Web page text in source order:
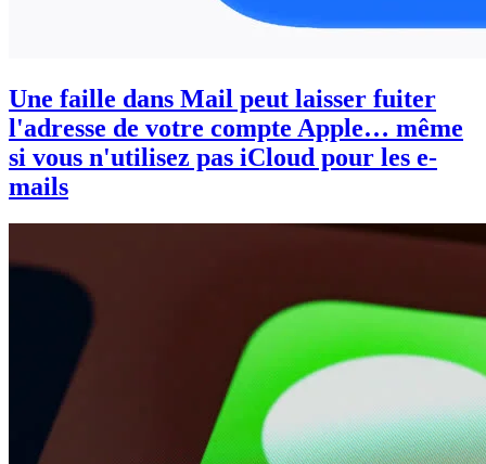
Une faille dans Mail peut laisser fuiter
l'adresse de votre compte Apple… même
si vous n'utilisez pas iCloud pour les e-
mails